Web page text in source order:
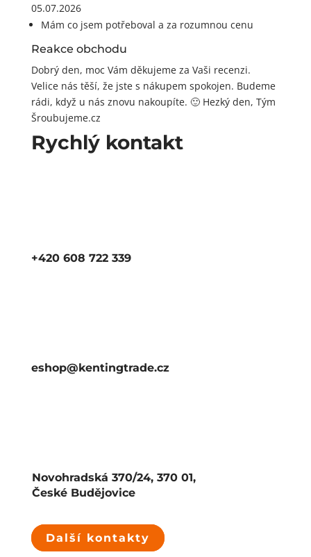
05.07.2026
Mám co jsem potřeboval a za rozumnou cenu
Reakce obchodu
Dobrý den, moc Vám děkujeme za Vaši recenzi.
Velice nás těší, že jste s nákupem spokojen. Budeme
rádi, když u nás znovu nakoupíte. 🙂 Hezký den, Tým
Šroubujeme.cz
Rychlý kontakt
+420 608 722 339
eshop@kentingtrade.cz
Novohradská 370/24, 370 01,
České Budějovice
Další kontakty